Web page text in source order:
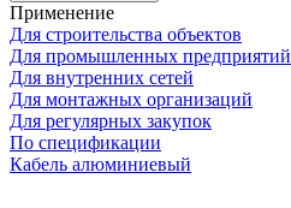
Применение
Для строительства объектов
Для промышленных предприятий
Для внутренних сетей
Для монтажных организаций
Для регулярных закупок
По спецификации
Кабель алюминиевый